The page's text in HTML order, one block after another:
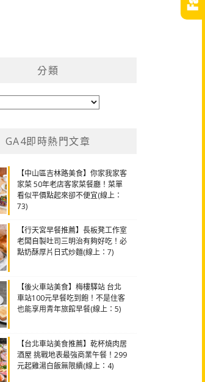
分類
GA4即時熱門文章
【中山區吉林路美食】你家我家客
家菜 50年老店客家菜餐廳！菜單
看似平價點起來卻不便宜(線上：
73)
【行天宮早餐推薦】長板凳工作室
老闆自製吐司三明治有夠好吃！必
點奶酥厚片日式炒麵(線上：7)
【後火車站美食】梅樓驛站 台北
車站100元早餐吃到飽！不是住客
也能享用青年旅館早餐(線上：5)
【台北車站美食推薦】乾杯燒肉居
酒屋 挑戰地表最強商業午餐！299
元起雞湯白飯無限續(線上：4)